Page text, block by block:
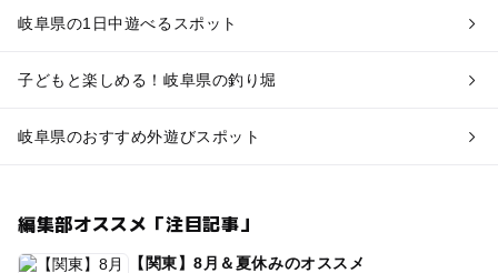
岐阜県の1日中遊べるスポット
子どもと楽しめる！岐阜県の釣り堀
岐阜県のおすすめ外遊びスポット
編集部オススメ「注目記事」
【関東】8月＆夏休みのオススメ